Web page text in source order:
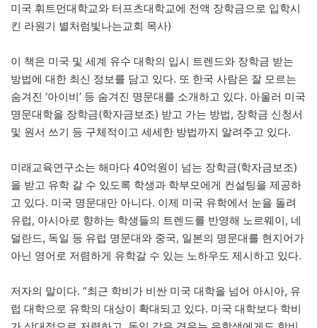
미국 휘트먼대학교와 터프츠대학교에 전액 장학금으로 입학시
킨 라원기 별처럼빛나는교회 목사)
이 책은 미국 및 세계 유수 대학의 입시 트렌드와 장학금 받는
방법에 대한 최신 정보를 담고 있다. 또 한국 사람은 잘 모르는
숨겨진 ‘아이비’ 등 숨겨진 명문대를 소개하고 있다. 아울러 미국
명문대학을 장학금(학자금보조) 받고 가는 방법, 장학금 신청서
및 원서 쓰기 등 구체적이고 세세한 방법까지 알려주고 있다.
미래교육연구소는 해마다 40억원이 넘는 장학금(학자금보조)
을 받고 유학 갈 수 있도록 학생과 학부모에게 컨설팅을 제공하
고 있다. 미국 명문대만 아니다. 이제 미국 유학에서 눈을 돌려
유럽, 아시아로 향하는 학생들의 트렌드를 반영해 노르웨이, 네
덜란드, 독일 등 유럽 명문대와 중국, 일본의 명문대를 현지어가
아닌 영어로 저렴하게 유학갈 수 있는 노하우도 제시하고 있다.
저자의 말이다. “최근 학비가 비싼 미국 대학을 넘어 아시아, 유
럽 대학으로 유학의 대상이 확대되고 있다. 미국 대학보다 학비